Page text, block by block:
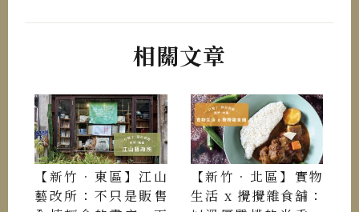
相關文章
【新竹．東區】江山
藝改所：不只是販售
【新竹．北區】實物
生活 x 攪攪雜食舖：